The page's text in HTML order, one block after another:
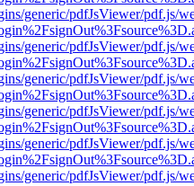
generic/pdfJsViewer/pdf.js/
generic/pdfJsViewer/pdf.js/
generic/pdfJsViewer/pdf.js/
generic/pdfJsViewer/pdf.js/
generic/pdfJsViewer/pdf.js/
generic/pdfJsViewer/pdf.js/